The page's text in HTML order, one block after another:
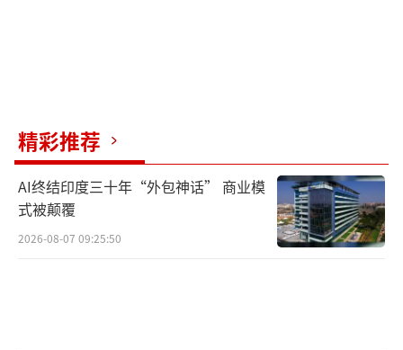
精彩推荐
AI终结印度三十年“外包神话” 商业模
式被颠覆
2026-08-07 09:25:50